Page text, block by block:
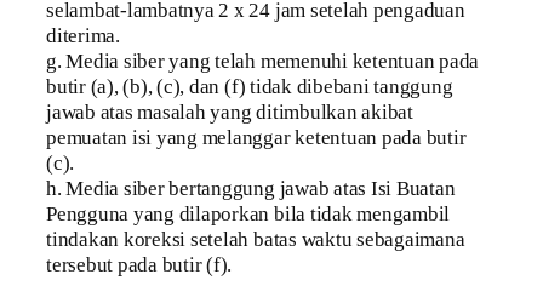
selambat-lambatnya 2 x 24 jam setelah pengaduan
diterima.
g. Media siber yang telah memenuhi ketentuan pada
butir (a), (b), (c), dan (f) tidak dibebani tanggung
jawab atas masalah yang ditimbulkan akibat
pemuatan isi yang melanggar ketentuan pada butir
(c).
h. Media siber bertanggung jawab atas Isi Buatan
Pengguna yang dilaporkan bila tidak mengambil
tindakan koreksi setelah batas waktu sebagaimana
tersebut pada butir (f).